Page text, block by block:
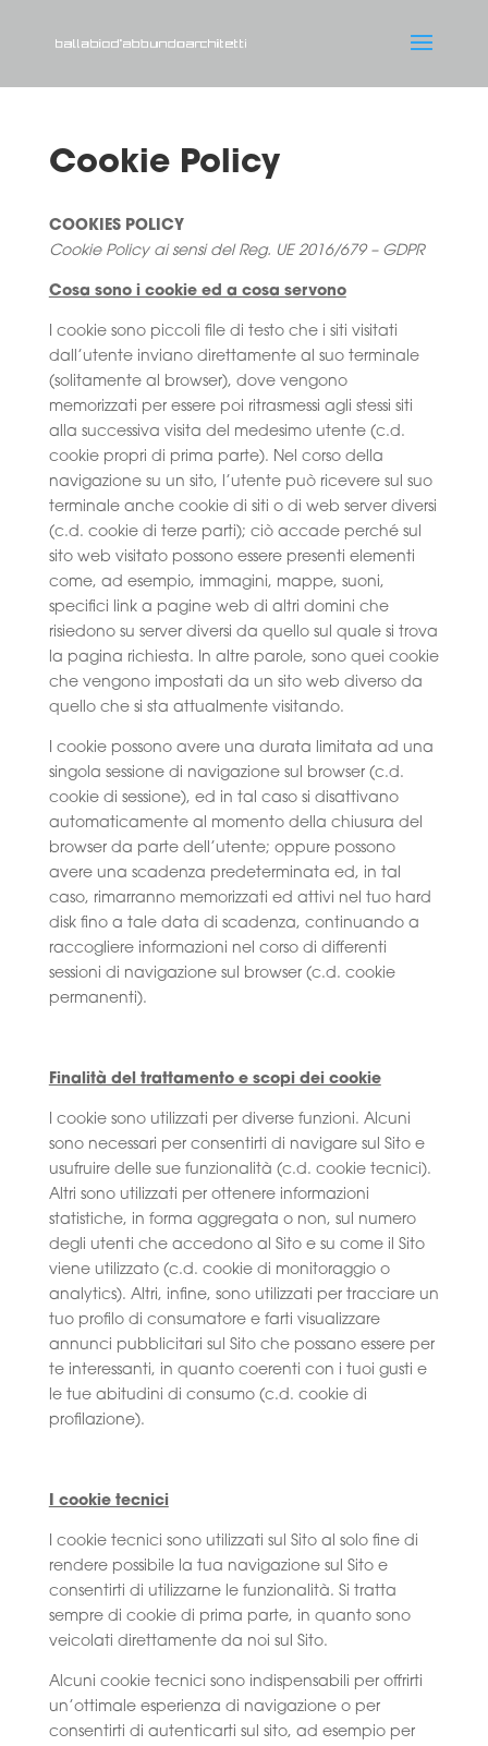
Cookie Policy
COOKIES POLICY
Cookie Policy ai sensi del Reg. UE 2016/679 – GDPR
Cosa sono i cookie ed a cosa servono
I cookie sono piccoli file di testo che i siti visitati
dall’utente inviano direttamente al suo terminale
(solitamente al browser), dove vengono
memorizzati per essere poi ritrasmessi agli stessi siti
alla successiva visita del medesimo utente (c.d.
cookie propri di prima parte). Nel corso della
navigazione su un sito, l’utente può ricevere sul suo
terminale anche cookie di siti o di web server diversi
(c.d. cookie di terze parti); ciò accade perché sul
sito web visitato possono essere presenti elementi
come, ad esempio, immagini, mappe, suoni,
specifici link a pagine web di altri domini che
risiedono su server diversi da quello sul quale si trova
la pagina richiesta. In altre parole, sono quei cookie
che vengono impostati da un sito web diverso da
quello che si sta attualmente visitando.
I cookie possono avere una durata limitata ad una
singola sessione di navigazione sul browser (c.d.
cookie di sessione), ed in tal caso si disattivano
automaticamente al momento della chiusura del
browser da parte dell’utente; oppure possono
avere una scadenza predeterminata ed, in tal
caso, rimarranno memorizzati ed attivi nel tuo hard
disk fino a tale data di scadenza, continuando a
raccogliere informazioni nel corso di differenti
sessioni di navigazione sul browser (c.d. cookie
permanenti).
Finalità del trattamento e scopi dei cookie
I cookie sono utilizzati per diverse funzioni. Alcuni
sono necessari per consentirti di navigare sul Sito e
usufruire delle sue funzionalità (c.d. cookie tecnici).
Altri sono utilizzati per ottenere informazioni
statistiche, in forma aggregata o non, sul numero
degli utenti che accedono al Sito e su come il Sito
viene utilizzato (c.d. cookie di monitoraggio o
analytics). Altri, infine, sono utilizzati per tracciare un
tuo profilo di consumatore e farti visualizzare
annunci pubblicitari sul Sito che possano essere per
te interessanti, in quanto coerenti con i tuoi gusti e
le tue abitudini di consumo (c.d. cookie di
profilazione).
I cookie tecnici
I cookie tecnici sono utilizzati sul Sito al solo fine di
rendere possibile la tua navigazione sul Sito e
consentirti di utilizzarne le funzionalità. Si tratta
sempre di cookie di prima parte, in quanto sono
veicolati direttamente da noi sul Sito.
Alcuni cookie tecnici sono indispensabili per offrirti
un’ottimale esperienza di navigazione o per
consentirti di autenticarti sul sito, ad esempio per